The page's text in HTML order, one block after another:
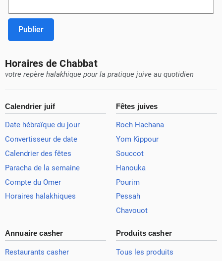
Publier
Horaires de Chabbat
votre repère halakhique pour la pratique juive au quotidien
Calendrier juif
Date hébraïque du jour
Convertisseur de date
Calendrier des fêtes
Paracha de la semaine
Compte du Omer
Horaires halakhiques
Fêtes juives
Roch Hachana
Yom Kippour
Souccot
Hanouka
Pourim
Pessah
Chavouot
Annuaire casher
Restaurants casher
Produits casher
Tous les produits